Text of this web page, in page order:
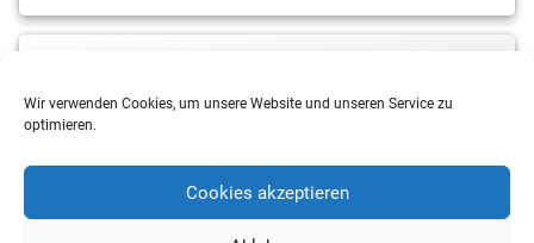
Wir verwenden Cookies, um unsere Website und unseren Service zu
optimieren.
Cookies akzeptieren